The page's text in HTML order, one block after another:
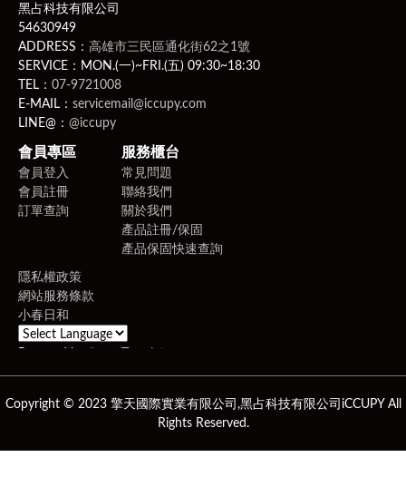
黑占科技有限公司
54630949
ADDRESS： 高雄市三民區通化街62之1號
SERVICE：MON.(一)~FRI.(五) 09:30~18:30
TEL： 07-9721008
E-MAIL： servicemail@iccupy.com
LINE@： @iccupy
會員專區
會員登入
會員註冊
訂單查詢
服務櫃台
常見問題
聯絡我們
關於我們
產品註冊/保固
產品保固快速查詢
隱私權政策
網站服務條款
小春日和
Powered by Translate
Copyright © 2023 擎天國際實業有限公司,黑占科技有限公司iCCUPY All
Rights Reserved.